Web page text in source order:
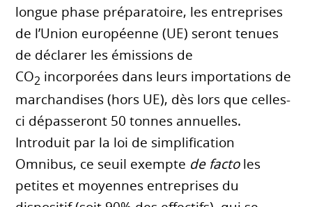
longue phase préparatoire, les entreprises
de l’Union européenne (UE) seront tenues
de déclarer les émissions de
CO2 incorporées dans leurs importations de
marchandises (hors UE), dès lors que celles-
ci dépasseront 50 tonnes annuelles.
Introduit par la loi de simplification
Omnibus, ce seuil exempte de factoles
petites et moyennes entreprises du